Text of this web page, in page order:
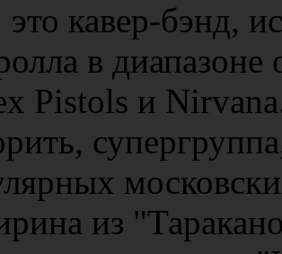
кавер-бэнд,
в
Pistols и
из